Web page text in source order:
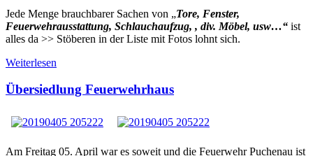
Jede Menge brauchbarer Sachen von „Tore, Fenster,
Feuerwehrausstattung, Schlauchaufzug, , div. Möbel, usw…“ ist
alles da >> Stöberen in der Liste mit Fotos lohnt sich.
Weiterlesen
Übersiedlung Feuerwehrhaus
Am Freitag 05. April war es soweit und die Feuerwehr Puchenau ist